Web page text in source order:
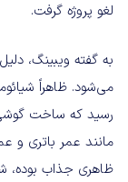
لغو پروژه گرفت.
به گفته ویبینگ،
می‌شود. ظاهراً
رسید که ساخت
مانند عمر باتری و
ظاهری جذاب بوده،